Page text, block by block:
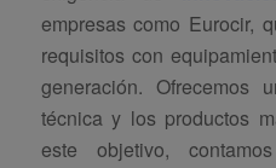
empresas como Eurocir,
requisitos con
generación. Ofrecemos
técnica y los productos
este objetivo,